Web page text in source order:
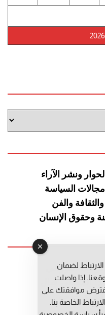
ونشر الآراء
مجالات السياسة
والفن
وحقوق الإنسان
التوراني
المعطي قبال
حوحو
لضمان
إذا واصلت
موافقتك على
الخاصة بنا.